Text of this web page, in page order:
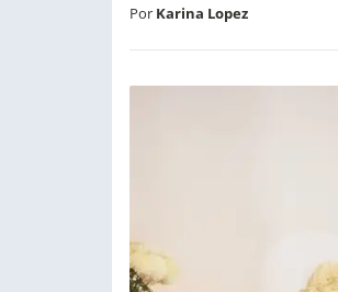
Por Karina Lopez